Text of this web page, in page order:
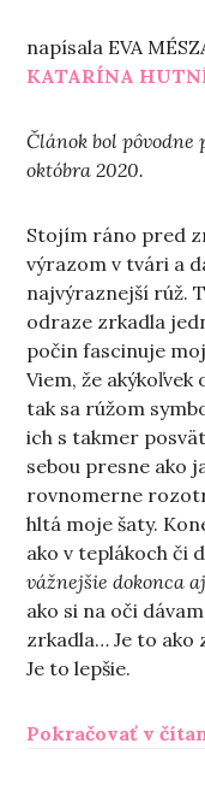
napísala EVA
KATARÍNA
Článok bol
októbra 2020.
Stojím ráno pred
výrazom v tvári a
najvýraznejší rúž.
odraze zrkadla
počin fascinuje
Viem, že
tak sa rúžom
ich s takmer
sebou presne ako
rovnomerne
hltá moje šaty.
ako v teplákoch či
vážnejšie dokonca
ako si na oči
zrkadla… Je to ako
Je to lepšie.
Pokračovať v